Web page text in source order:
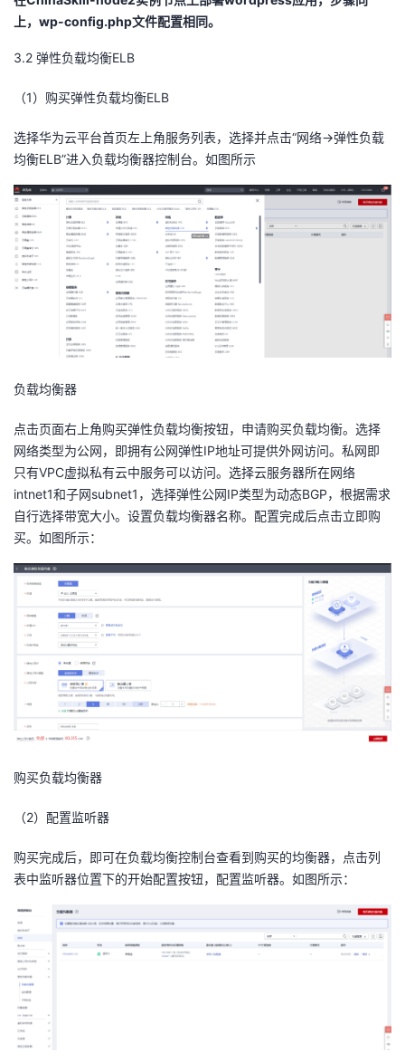
上， wp-config.php文件配置相同。
3.2 弹性负载均衡ELB
（1）购买弹性负载均衡ELB
选择华为云平台首页左上角服务列表，选择并点击“网络->弹性负载
均衡ELB”进入负载均衡器控制台。如图所示
负载均衡器
点击页面右上角购买弹性负载均衡按钮，申请购买负载均衡。选择
网络类型为公网，即拥有公网弹性IP地址可提供外网访问。私网即
只有VPC虚拟私有云中服务可以访问。选择云服务器所在网络
intnet1和子网subnet1，选择弹性公网IP类型为动态BGP，根据需求
自行选择带宽大小。设置负载均衡器名称。配置完成后点击立即购
买。如图所示：
购买负载均衡器
（2）配置监听器
购买完成后，即可在负载均衡控制台查看到购买的均衡器，点击列
表中监听器位置下的开始配置按钮，配置监听器。如图所示：